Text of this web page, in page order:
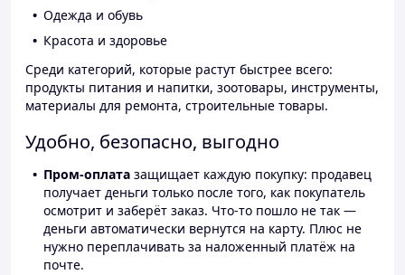
Одежда и обувь
Красота и здоровье
Среди категорий, которые растут быстрее всего:
продукты питания и напитки, зоотовары, инструменты,
материалы для ремонта, строительные товары.
Удобно, безопасно, выгодно
Пром-оплата защищает каждую покупку: продавец
получает деньги только после того, как покупатель
осмотрит и заберёт заказ. Что-то пошло не так —
деньги автоматически вернутся на карту. Плюс не
нужно переплачивать за наложенный платёж на
почте.